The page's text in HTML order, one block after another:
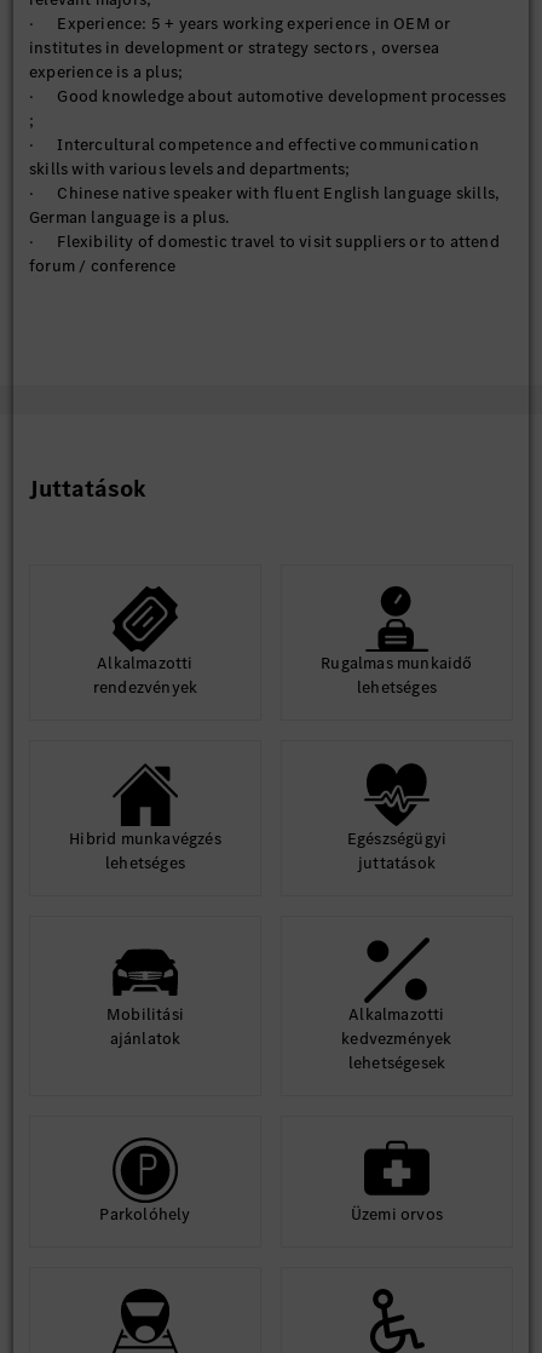
· Experience: 5 + years working experience in OEM or
institutes in development or strategy sectors , oversea
experience is a plus;
· Good knowledge about automotive development processes
;
· Intercultural competence and effective communication
skills with various levels and departments;
· Chinese native speaker with fluent English language skills,
German language is a plus.
· Flexibility of domestic travel to visit suppliers or to attend
forum / conference
Juttatások
Alkalmazotti
rendezvények
Rugalmas munkaidő
lehetséges
Hibrid munkavégzés
lehetséges
Egészségügyi
juttatások
Mobilitási
ajánlatok
Alkalmazotti
kedvezmények
lehetségesek
Parkolóhely Üzemi orvos